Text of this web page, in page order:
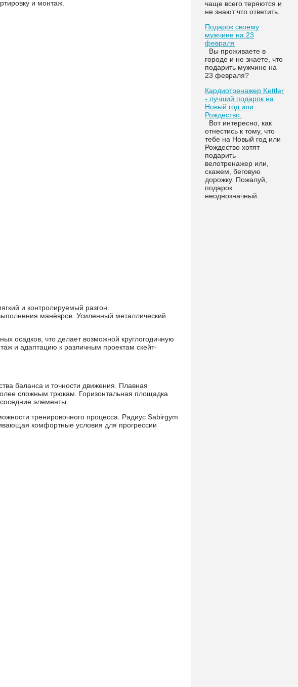
и монтаж.
и контролируемый разгон.
манёвров. Усиленный металлический
осадков, что делает возможной круглогодичную
и адаптацию к различным проектам скейт-
баланса и точности движения. Плавная
сложным трюкам. Горизонтальная площадка
элементы.
тренировочного процесса. Радиус Sabirgym
комфортные условия для прогрессии
чаще всего теряются и
не знают что ответить.
Подарок своему
мужчине на 23
февраля
Вы проживаете в
городе и не знаете, что
подарить мужчине на
23 февраля?
Кардиотренажер Kettler
- лучший подарок на
Новый год или
Рождество.
Вот интересно, как
отнестись к тому, что
тебе на Новый год или
Рождество хотят
подарить
велотренажер или,
скажем, беговую
дорожку. Пожалуй,
подарок
неоднозначный.